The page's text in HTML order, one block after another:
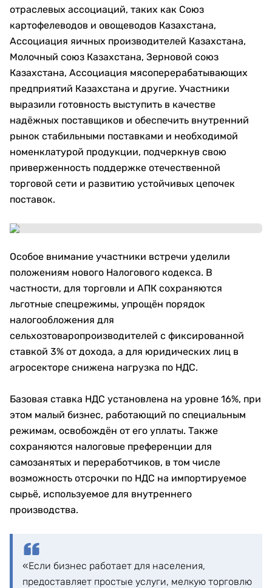
отраслевых ассоциаций, таких как Союз
картофелеводов и овощеводов Казахстана,
Ассоциация яичных производителей Казахстана,
Молочный союз Казахстана, Зерновой союз
Казахстана, Ассоциация мясоперерабатывающих
предприятий Казахстана и другие. Участники
выразили готовность выступить в качестве
надёжных поставщиков и обеспечить внутренний
рынок стабильными поставками и необходимой
номенклатурой продукции, подчеркнув свою
приверженность поддержке отечественной
торговой сети и развитию устойчивых цепочек
поставок.
Особое внимание участники встречи уделили
положениям нового Налогового кодекса. В
частности, для торговли и АПК сохраняются
льготные спецрежимы, упрощён порядок
налогообложения для
сельхозтоваропроизводителей с фиксированной
ставкой 3% от дохода, а для юридических лиц в
агросекторе снижена нагрузка по НДС.
Базовая ставка НДС установлена на уровне 16%, при
этом малый бизнес, работающий по специальным
режимам, освобождён от его уплаты. Также
сохраняются налоговые преференции для
самозанятых и переработчиков, в том числе
возможность отсрочки по НДС на импортируемое
сырьё, используемое для внутреннего
производства.
«Если бизнес работает для населения,
предоставляет простые услуги, мелкую торговлю